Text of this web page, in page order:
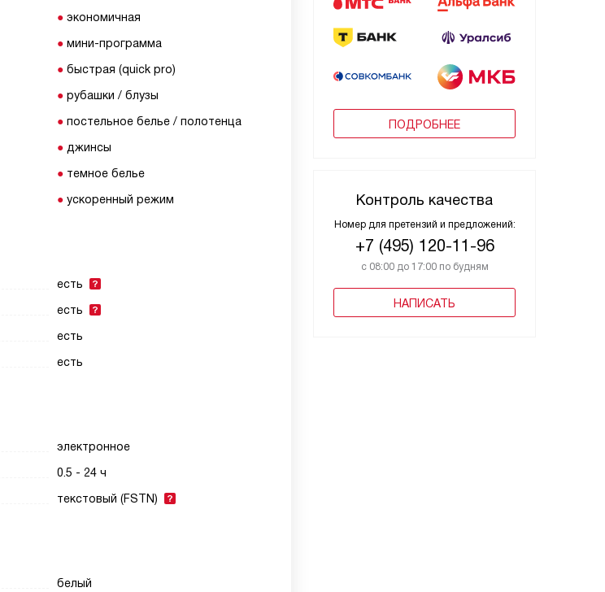
ПОДРОБНЕЕ
Контроль качества
Номер для претензий и предложений:
+7 (495) 120-11-96
с 08:00 до 17:00 по будням
НАПИСАТЬ
экономичная
мини-программа
быстрая (quick pro)
рубашки / блузы
постельное белье / полотенца
джинсы
темное белье
ускоренный режим
есть
есть
есть
есть
электронное
0.5 - 24 ч
текстовый (FSTN)
белый